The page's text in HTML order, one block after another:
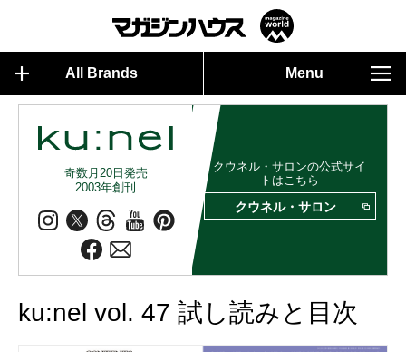
All Brands Menu
奇数月20日発売
2003年創刊
クウネル・サロンの公式サイ
トはこちら
クウネル・サロン
ku:nel vol. 47 試し読みと目次